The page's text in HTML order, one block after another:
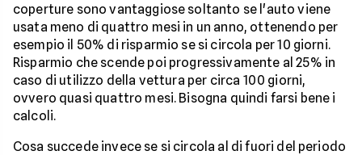
coperture sono vantaggiose soltanto se l'auto viene
usata meno di quattro mesi in un anno, ottenendo per
esempio il 50% di risparmio se si circola per 10 giorni.
Risparmio che scende poi progressivamente al 25% in
caso di utilizzo della vettura per circa 100 giorni,
ovvero quasi quattro mesi. Bisogna quindi farsi bene i
calcoli.
Cosa succede invece se si circola al di fuori del periodo